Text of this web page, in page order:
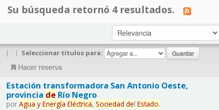
Su búsqueda retornó 4 resultados.
| | Seleccionar títulos para:
Hacer reserva
Estación transformadora San Antonio Oeste,
provincia deRío Negro
por Agua y Energía Eléctrica, Sociedad del Estado.